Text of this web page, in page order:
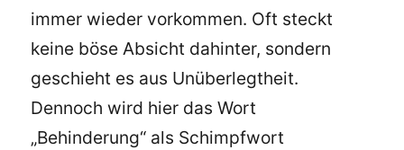
immer wieder vorkommen. Oft steckt
keine böse Absicht dahinter, sondern
geschieht es aus Unüberlegtheit.
Dennoch wird hier das Wort
„Behinderung“ als Schimpfwort